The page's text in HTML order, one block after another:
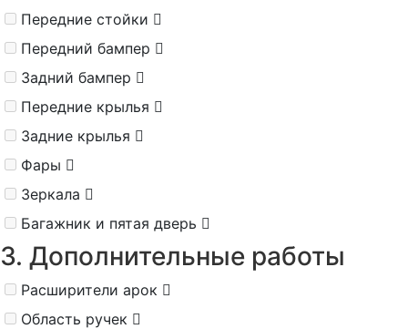
Передние стойки
Передний бампер
Задний бампер
Передние крылья
Задние крылья
Фары
Зеркала
Багажник и пятая дверь
3. Дополнительные работы
Расширители арок
Область ручек